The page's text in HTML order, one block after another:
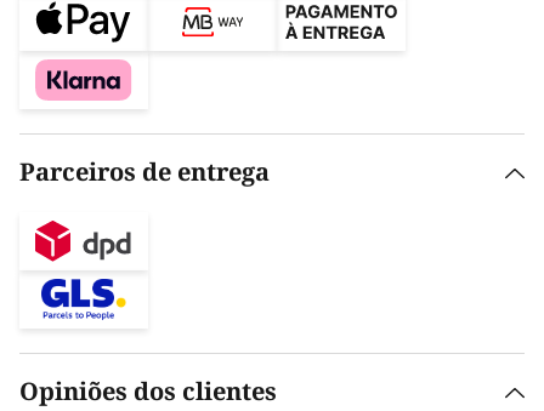
Parceiros de entrega
Opiniões dos clientes